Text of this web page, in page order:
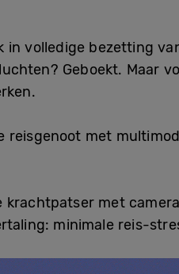
in volledige bezetting
Geboekt. Maar
reisgenoot met
met
minimale reis-